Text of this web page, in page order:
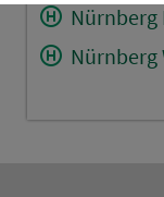
Nürnberg
Nürnberg